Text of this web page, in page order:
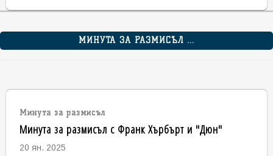
МИНУТА ЗА РАЗМИСЪЛ ...
Минута за размисъл
Минута за размисъл с Франк Хърбърт и "Дюн"
20 ян. 2025